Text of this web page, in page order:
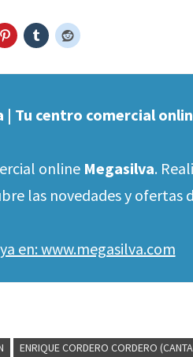
| Tu centro comercial
online Megasilva.
las novedades y ofertas
en: www.megasilva.com
ENRIQUE CORDERO CORDERO